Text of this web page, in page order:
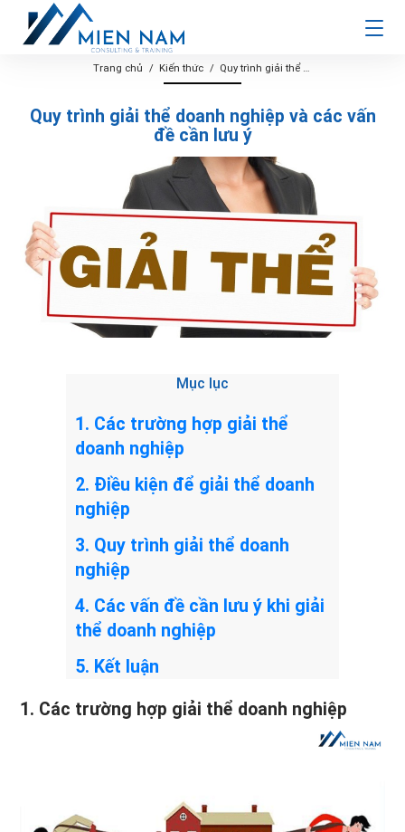
Trang chủ Kiến thức Quy trình giải thể doanh nghiệp và các vấn đề cần lưu ý
Quy trình giải thể doanh nghiệp và các vấn
đề cần lưu ý
Mục lục
1. Các trường hợp giải thể
doanh nghiệp
2. Điều kiện để giải thể doanh
nghiệp
3. Quy trình giải thể doanh
nghiệp
4. Các vấn đề cần lưu ý khi giải
thể doanh nghiệp
5. Kết luận
1. Các trường hợp giải thể doanh nghiệp